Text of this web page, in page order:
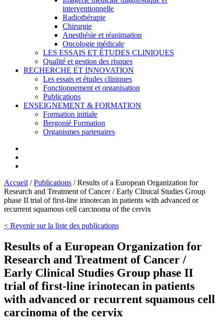
interventionnelle
Radiothérapie
Chirurgie
Anesthésie et réanimation
Oncologie médicale
LES ESSAIS ET ÉTUDES CLINIQUES
Qualité et gestion des risques
RECHERCHE ET INNOVATION
Les essais et études cliniques
Fonctionnement et organisation
Publications
ENSEIGNEMENT & FORMATION
Formation initiale
Bergonié Formation
Organismes partenaires
Accueil /Publications /Results of a European Organization for
Research and Treatment of Cancer / Early Clinical Studies Group
phase II trial of first-line irinotecan in patients with advanced or
recurrent squamous cell carcinoma of the cervix
< Revenir sur la liste des publications
Results of a European Organization for
Research and Treatment of Cancer /
Early Clinical Studies Group phase II
trial of first-line irinotecan in patients
with advanced or recurrent squamous cell
carcinoma of the cervix